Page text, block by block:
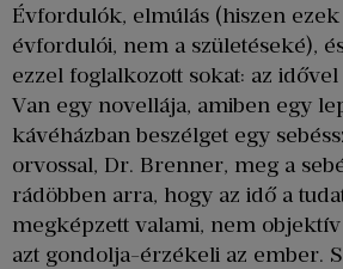
Évfordulók, elmúlás (hiszen
évfordulói, nem a születéseké),
ezzel foglalkozott sokat: az idővel
Van egy novellája, amiben egy
kávéházban beszélget egy
orvossal, Dr. Brenner, meg a
rádöbben arra, hogy az idő a
megképzett valami, nem
azt gondolja-érzékeli az ember.